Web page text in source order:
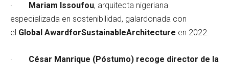
· Mariam Issoufou, arquitecta nigeriana
especializada en sostenibilidad, galardonada con
el Global AwardforSustainableArchitecture en 2022.
· César Manrique (Póstumo) recoge director de la